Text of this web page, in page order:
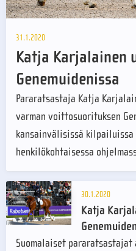
31.1.2020
Katja Karjalainen
Genemuidenissa
Pararatsastaja Katja
varman voittosuorituksen
kansainvälisissä
henkilökohtaisessa
30.1.2020
Katja
Suomalaiset